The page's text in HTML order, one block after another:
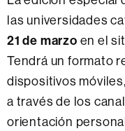
las universidades
21 de marzo en el
Tendrá un formato
dispositivos
a través de los
orientación